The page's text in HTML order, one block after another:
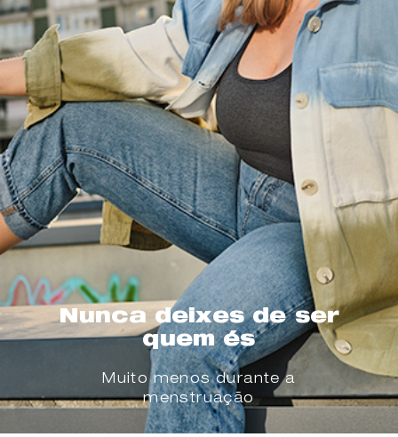
Nunca deixes de ser
quem és
Muito menos durante a
menstruação